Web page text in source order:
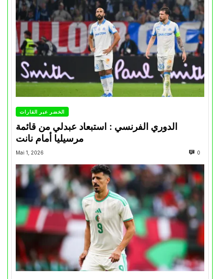
الخضر عبر القارات
الدوري الفرنسي : استبعاد عبدلي من قائمة
مرسيليا أمام نانت
Mai 1, 2026 0